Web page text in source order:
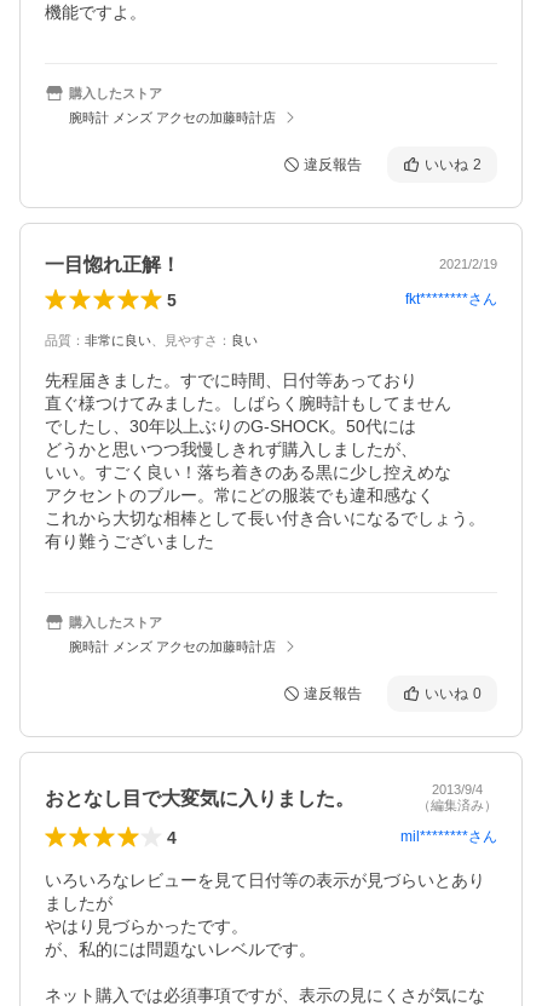
機能ですよ。
購入したストア
腕時計 メンズ アクセの加藤時計店
違反報告 いいね 2
一目惚れ正解！ 2021/2/19
5 fkt********さん
品質 ： 非常に良い 見やすさ ： 良い
先程届きました。すでに時間、日付等あっており
直ぐ様つけてみました。しばらく腕時計もしてません
でしたし、30年以上ぶりのG-SHOCK。50代には
どうかと思いつつ我慢しきれず購入しましたが、
いい。すごく良い！落ち着きのある黒に少し控えめな
アクセントのブルー。常にどの服装でも違和感なく
これから大切な相棒として長い付き合いになるでしょう。
有り難うございました
購入したストア
腕時計 メンズ アクセの加藤時計店
違反報告 いいね 0
おとなし目で大変気に入りました。
2013/9/4
（編集済み）
4 mil********さん
いろいろなレビューを見て日付等の表示が見づらいとあり
ましたが
やはり見づらかったです。
が、私的には問題ないレベルです。
ネット購入では必須事項ですが、表示の見にくさが気にな